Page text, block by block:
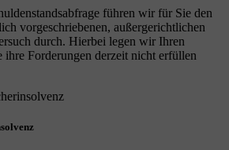
führen wir für Sie den
vorgeschriebenen, außergerichtlichen
durch. Hierbei legen wir Ihren
ihre Forderungen derzeit nicht erfüllen